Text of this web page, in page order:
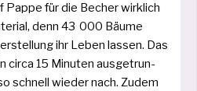
für die Becher wirk­lich
denn 43 000 Bäume
ihr Leben las­sen. Das
cir­ca 15 Minuten aus­ge­trun­
schnell wie­der nach. Zudem